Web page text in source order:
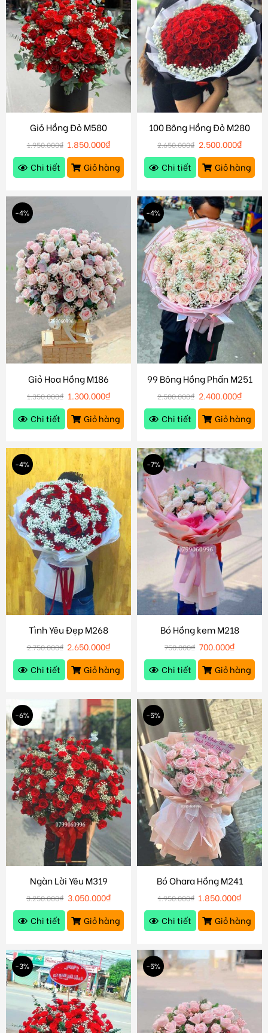
Giỏ Hồng Đỏ M580
1.950.000₫ 1.850.000₫
Chi tiết
Giỏ hàng
100 Bông Hồng Đỏ M280
2.650.000₫ 2.500.000₫
Chi tiết
Giỏ hàng
-4%
Giỏ Hoa Hồng M186
1.350.000₫ 1.300.000₫
Chi tiết
Giỏ hàng
-4%
99 Bông Hồng Phấn M251
2.500.000₫ 2.400.000₫
Chi tiết
Giỏ hàng
-4%
Tình Yêu Đẹp M268
2.750.000₫ 2.650.000₫
Chi tiết
Giỏ hàng
-7%
Bó Hồng kem M218
750.000₫ 700.000₫
Chi tiết
Giỏ hàng
-6%
Ngàn Lời Yêu M319
3.250.000₫ 3.050.000₫
Chi tiết
Giỏ hàng
-5%
Bó Ohara Hồng M241
1.950.000₫ 1.850.000₫
Chi tiết
Giỏ hàng
-3% -5%